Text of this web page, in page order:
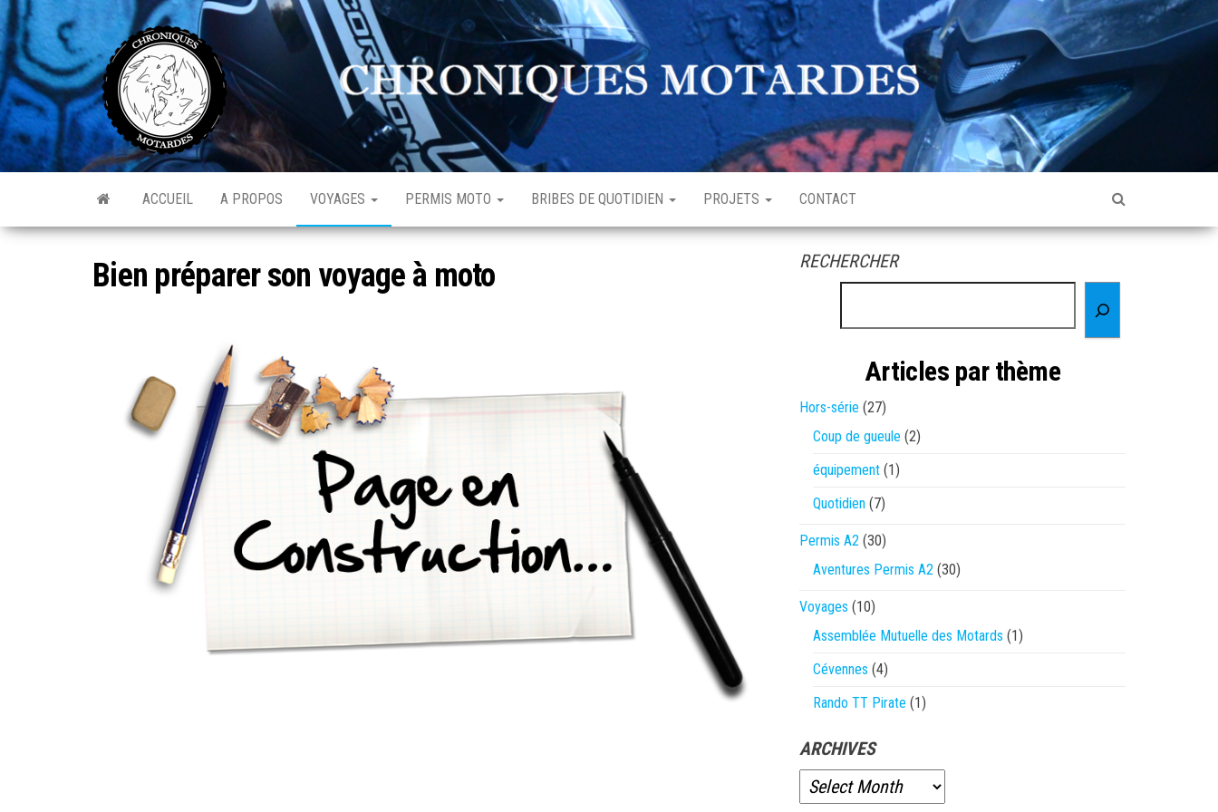
Skip
to
the
content
Chroniques
Motardes
Aventurière
de
l'ordinaire
ACCUEIL A PROPOS VOYAGES PERMIS MOTO BRIBES DE QUOTIDIEN PROJETS CONTACT
Bien préparer son voyage à moto RECHERCHER
Articles par thème
Hors-série (27)
Coup de gueule (2)
équipement (1)
Quotidien (7)
Permis A2 (30)
Aventures Permis A2 (30)
Voyages (10)
Assemblée Mutuelle des Motards (1)
Cévennes (4)
Rando TT Pirate (1)
ARCHIVES